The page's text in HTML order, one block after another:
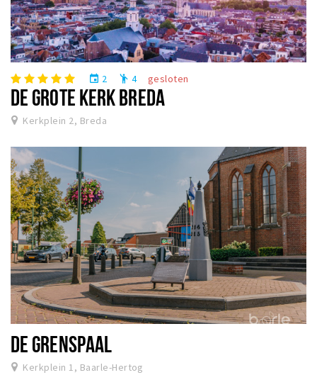
event 2 emoji_people 4 gesloten
DE GROTE KERK BREDA
Kerkplein 2, Breda
DE GRENSPAAL
Kerkplein 1, Baarle-Hertog